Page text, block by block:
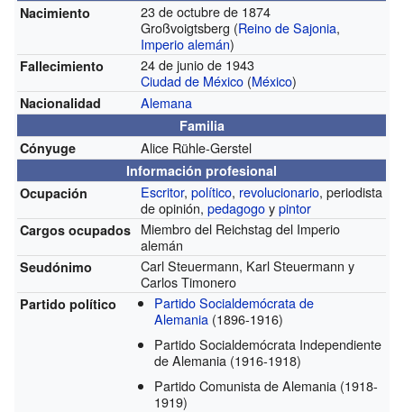
Nacimiento
23 de octubre de 1874
Großvoigtsberg (Reino de Sajonia,
Imperio alemán)
Fallecimiento
24 de junio de 1943
Ciudad de México (México)
Nacionalidad Alemana
Familia
Cónyuge
Alice Rühle-Gerstel
Información profesional
Ocupación
Escritor,político, revolucionario, periodista
de opinión,pedagogoypintor
Cargos ocupados Miembro del Reichstag del Imperio
alemán
Seudónimo
Carl Steuermann, Karl Steuermann y
Carlos Timonero
Partido político
Partido Socialdemócrata de
Alemania (1896-1916)
Partido Socialdemócrata Independiente
de Alemania (1916-1918)
Partido Comunista de Alemania (1918-
1919)